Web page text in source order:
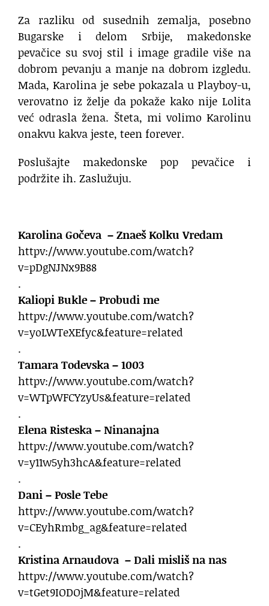
Za razliku od susednih zemalja, posebno
Bugarske i delom Srbije, makedonske
pevačice su svoj stil i image gradile više na
dobrom pevanju a manje na dobrom izgledu.
Mada, Karolina je sebe pokazala u Playboy-u,
verovatno iz želje da pokaže kako nije Lolita
već odrasla žena. Šteta, mi volimo Karolinu
onakvu kakva jeste, teen forever.
Poslušajte makedonske pop pevačice i
podržite ih. Zaslužuju.
Karolina Gočeva – Znaeš Kolku Vredam
httpv://www.youtube.com/watch?
v=pDgNJNx9B88
.
Kaliopi Bukle – Probudi me
httpv://www.youtube.com/watch?
v=yoLWTeXEfyc&feature=related
.
Tamara Todevska – 1003
httpv://www.youtube.com/watch?
v=WTpWFCYzyUs&feature=related
.
Elena Risteska – Ninanajna
httpv://www.youtube.com/watch?
v=y11w5yh3hcA&feature=related
.
Dani – Posle Tebe
httpv://www.youtube.com/watch?
v=CEyhRmbg_ag&feature=related
.
Kristina Arnaudova – Dali misliš na nas
httpv://www.youtube.com/watch?
v=tGet9IODOjM&feature=related